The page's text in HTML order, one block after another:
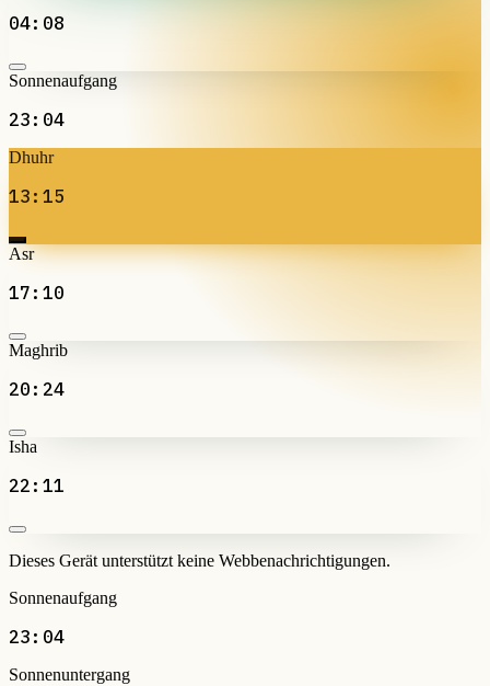
04:08
Sonnenaufgang
23:04
Dhuhr
13:15
Asr
17:10
Maghrib
20:24
Isha
22:11
Dieses Gerät unterstützt keine Webbenachrichtigungen.
Sonnenaufgang
23:04
Sonnenuntergang